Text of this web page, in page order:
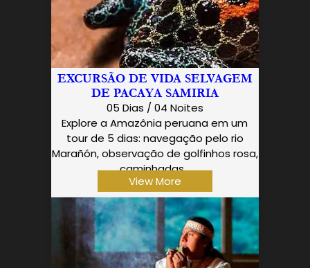
EXCURSÃO DE VIDA SELVAGEM
DE PACAYA SAMIRIA
05 Dias / 04 Noites
Explore a Amazônia peruana em um
tour de 5 dias: navegação pelo rio
Marañón, observação de golfinhos rosa,
caminhadas…
View More